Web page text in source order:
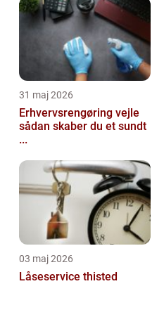
31 maj 2026
Erhvervsrengøring vejle
sådan skaber du et sundt
...
03 maj 2026
Låseservice thisted